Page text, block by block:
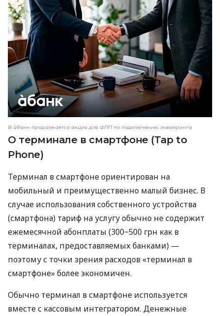
В àбанк продолжается акция для ФЛП по подключению эквайринга
О терминале в смартфоне (Tap to
Phone)
Терминал в смартфоне ориентирован на
мобильный и преимущественно малый бизнес. В
случае использования собственного устройства
(смартфона) тариф на услугу обычно не содержит
ежемесячной абонплаты (300−500 грн как в
терминалах, предоставляемых банками) —
поэтому с точки зрения расходов «терминал в
смартфоне» более экономичен.
Обычно терминал в смартфоне используется
вместе с кассовым интегратором. Денежные